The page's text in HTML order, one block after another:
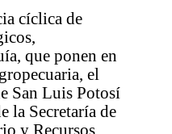
cíclica de
que ponen en
el
San Luis Potosí
la Secretaría de
y Recursos